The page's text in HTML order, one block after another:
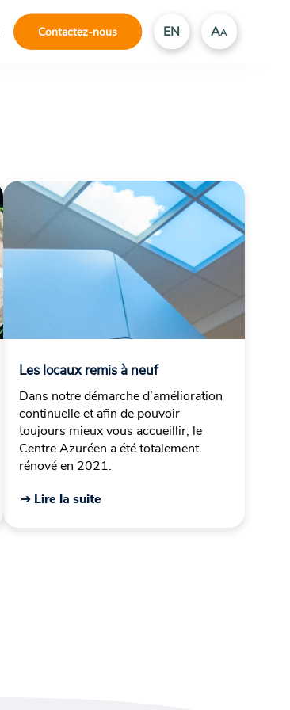
Contactez-nous EN AA
Les locaux remis à neuf
Dans notre démarche d’amélioration
continuelle et afin de pouvoir
toujours mieux vous accueillir, le
Centre Azuréen a été totalement
rénové en 2021.
➔ Lire la suite